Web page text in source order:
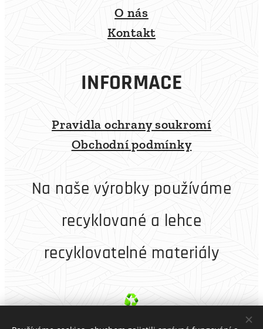
O nás
Kontakt
INFORMACE
Pravidla ochrany soukromí
Obchodní podmínky
Na naše výrobky používáme
recyklované a lehce
recyklovatelné materiály